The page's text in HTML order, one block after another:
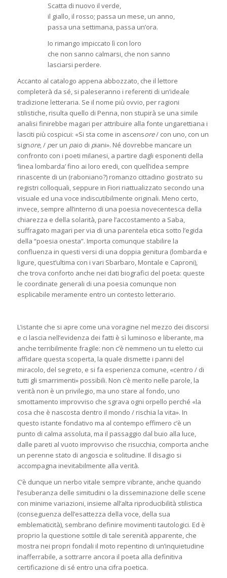
Scatta di nuovo il verde,
il giallo, il rosso; passa un mese, un anno,
passa una settimana, passa un’ora.
Io rimango impiccato lì con loro
che non sanno calmarsi, che non sanno
lasciarsi perdere.
Accanto al catalogo appena abbozzato, che il lettore
completerà da sé, si paleseranno i referenti di un’ideale
tradizione letteraria. Se il nome più ovvio, per ragioni
stilistiche, risulta quello di Penna, non stupirà se una simile
analisi finirebbe magari per attribuire alla fonte ungarettiana i
lasciti più cospicui: «Si sta come in ascensore/ con uno, con un
signore, / per un paio di piani». Né dovrebbe mancare un
confronto con i poeti milanesi, a partire dagli esponenti della
‘linea lombarda’ fino ai loro eredi, con quell’idea sempre
rinascente di un (raboniano?) romanzo cittadino giostrato su
registri colloquali, seppure in Fiori riattualizzato secondo una
visuale ed una voce indiscutibilmente originali. Meno certo,
invece, sempre all’interno di una poesia novecentesca della
chiarezza e della solarità, pare l’accostamento a Saba,
suffragato magari per via di una parentela etica sotto l’egida
della “poesia onesta”. Importa comunque stabilire la
confluenza in questi versi di una doppia genitura (lombarda e
ligure, quest’ultima con i vari Sbarbaro, Montale e Caproni),
che trova conforto anche nei dati biografici del poeta: queste
le coordinate generali di una poesia comunque non
esplicabile meramente entro un contesto letterario.
L’istante che si apre come una voragine nel mezzo dei discorsi
e ci lascia nell’evidenza dei fatti è sì luminoso e liberante, ma
anche terribilmente fragile: non c’è nemmeno un tu eletto cui
affidare questa scoperta, la quale dismette i panni del
miracolo, del segreto, e si fa esperienza comune, «centro / di
tutti gli smarrimenti» possibili. Non c’è merito nelle parole, la
verità non è un privilegio, ma uno stare al fondo, uno
smottamento improvviso che sgrava ogni orpello perché «la
cosa che è nascosta dentro il mondo / rischia la vita». In
questo istante fondativo ma al contempo effimero c’è un
punto di calma assoluta, ma il passaggio dal buio alla luce,
dalle pareti al vuoto improvviso che risucchia, comporta anche
un perenne stato di angoscia e solitudine. Il disagio si
accompagna inevitabilmente alla verità.
C’è dunque un nerbo vitale sempre vibrante, anche quando
l’esuberanza delle simitudini o la disseminazione delle scene
con minime variazioni, insieme all’alta riproducibilità stilistica
(conseguenza dell’esattezza della voce, della sua
emblematicità), sembrano definire movimenti tautologici. Ed è
proprio la questione sottile di tale serenità apparente, che
mostra nei propri fondali il moto repentino di un’inquietudine
inafferrabile, a sottrarre ancora il poeta alla definitiva
certificazione di sé entro una cifra poetica.